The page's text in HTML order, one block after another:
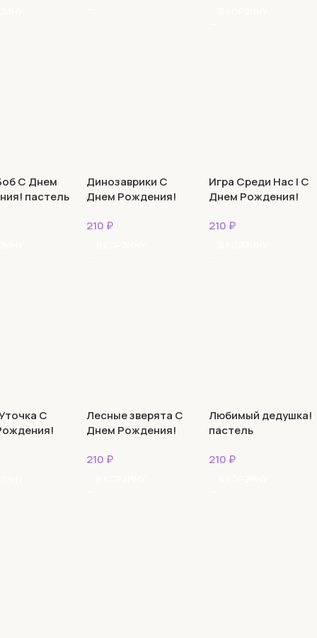
С Днем
пастель
Динозаврики С
Днем Рождения!
210 ₽
Игра Среди Нас | С
Днем Рождения!
210 ₽
С
Лесные зверята С
Днем Рождения!
210 ₽
Любимый дедушка!
пастель
210 ₽